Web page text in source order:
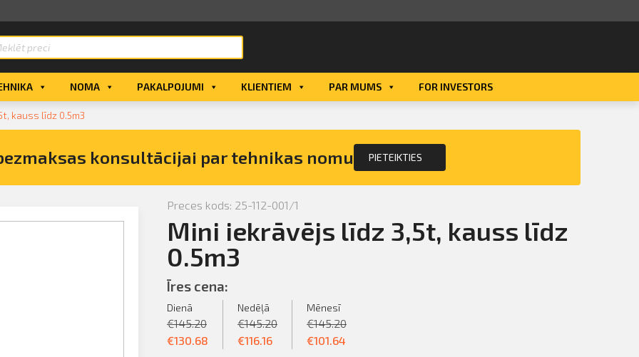
NOMA PAKALPOJUMI KLIENTIEM PAR MUMS FOR INVESTORS
kauss līdz 0.5m3
konsultācijai par tehnikas nomu PIETEIKTIES
līdz
Preces kods: 25-112-001/1
Mini iekrāvējs līdz 3,5t, kauss līdz
0.5m3
Īres cena:
Dienā
€145.20
€130.68
Nedēļā
€145.20
€116.16
Mēnesī
€145.20
€101.64